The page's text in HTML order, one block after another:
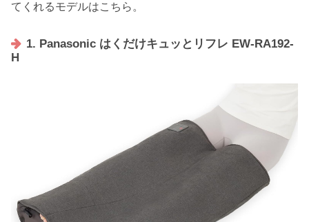
てくれるモデルはこちら。
1. Panasonic はくだけキュッとリフレ EW-RA192-
H